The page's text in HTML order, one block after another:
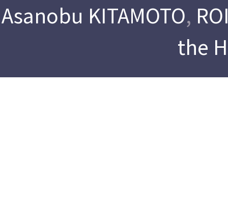
Asanobu KITAMOTO,
the